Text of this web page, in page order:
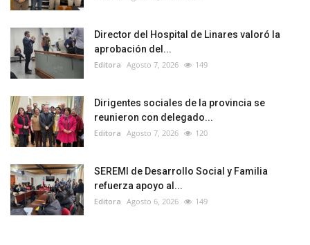
Director del Hospital de Linares valoró la
aprobación del...
Editora Agosto 7, 2026 149
Dirigentes sociales de la provincia se
reunieron con delegado...
Editora Agosto 7, 2026 120
SEREMI de Desarrollo Social y Familia
refuerza apoyo al...
Editora Agosto 6, 2026 149